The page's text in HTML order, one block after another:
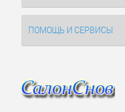
ПОМОЩЬ И СЕРВИСЫ